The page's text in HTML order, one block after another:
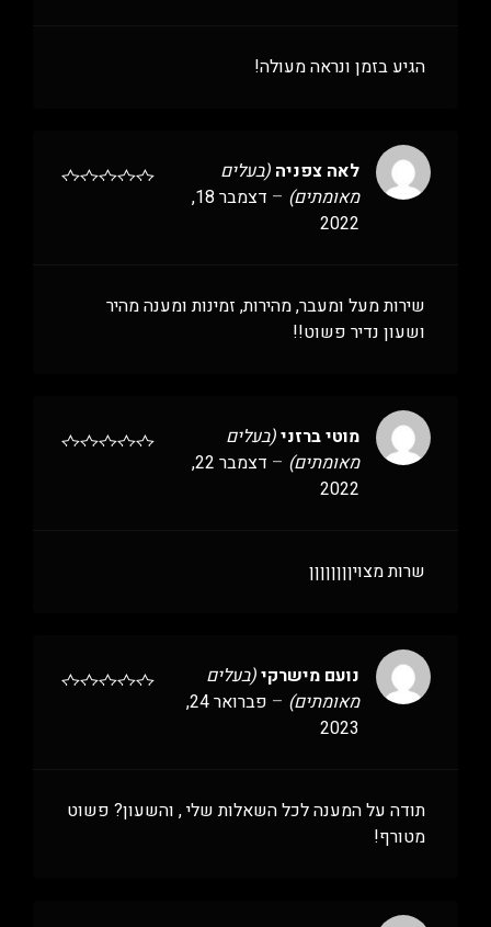
הגיע בזמן ונראה מעולה!
לאה צפניה (בעלים
מאומתים) –
דצמבר 18,
2022
שירות מעל ומעבר, מהירות, זמינות ומענה מהיר
ושעון נדיר פשוט!!
מוטי ברזני(בעלים
מאומתים) –
דצמבר 22,
2022
שרות מצויןןןןןןןן
נועם מישרקי(בעלים
מאומתים) –
פברואר 24,
2023
תודה על המענה לכל השאלות שלי , והשעון? פשוט
מטורף!